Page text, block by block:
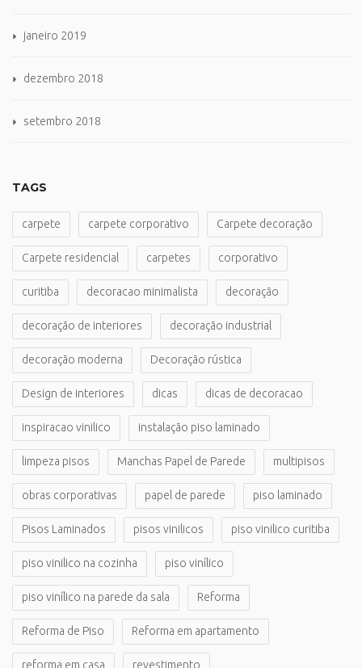
janeiro 2019
dezembro 2018
setembro 2018
TAGS
carpete carpete corporativo Carpete decoração
Carpete residencial carpetes corporativo
curitiba decoracao minimalista decoração
decoração de interiores decoração industrial
decoração moderna Decoração rústica
Design de interiores dicas dicas de decoracao
inspiracao vinilico instalação piso laminado
limpeza pisos Manchas Papel de Parede multipisos
obras corporativas papel de parede piso laminado
Pisos Laminados pisos vinilicos piso vinilico curitiba
piso vinilico na cozinha piso vinílico
piso vinílico na parede da sala Reforma
Reforma de Piso Reforma em apartamento
reforma em casa revestimento